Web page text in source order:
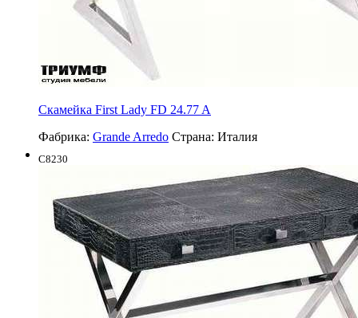
Cкамейка First Lady FD 24.77 A
Фабрика: Grande Arredo Страна: Италия
C8230